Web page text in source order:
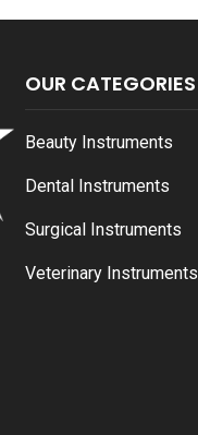
OUR CATEGORIES
Beauty Instruments
Dental Instruments
Surgical Instruments
Veterinary Instruments